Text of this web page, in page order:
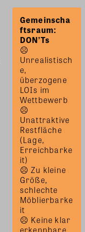
Gemeinscha
ftsraum:
DON’Ts
☹
Unrealistisch
e,
überzogene
LOIs im
Wettbewerb
☹
Unattraktive
Restfläche
(Lage,
Erreichbarke
it)
☹ Zu kleine
Größe,
schlechte
Möblierbarke
it
☹ Keine klar